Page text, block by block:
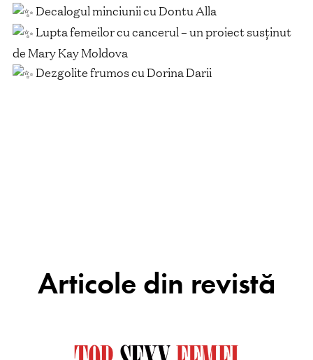
Decalogul minciunii cuDontu Alla
Lupta femeilor cu cancerul – un proiect susținut
de Mary Kay Moldova
Dezgolite frumos cuDorina Darii
Articole din revistă